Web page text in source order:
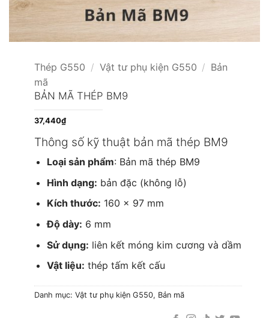
Thép G550 / Vật tư phụ kiện G550 / Bản
mã
BẢN MÃ THÉP BM9
37,440₫
Thông số kỹ thuật bản mã thép BM9
Loại sản phẩm: Bản mã thép BM9
Hình dạng: bản đặc (không lỗ)
Kích thước: 160 x 97 mm
Độ dày: 6 mm
Sử dụng: liên kết móng kim cương và dầm
Vật liệu: thép tấm kết cấu
Danh mục: Vật tư phụ kiện G550, Bản mã